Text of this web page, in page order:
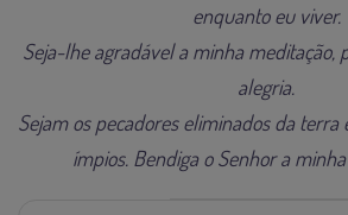
enquanto eu viver.
Seja-lhe agradável a minha meditação,
alegria.
Sejam os pecadores eliminados da terra
ímpios. Bendiga o Senhor a